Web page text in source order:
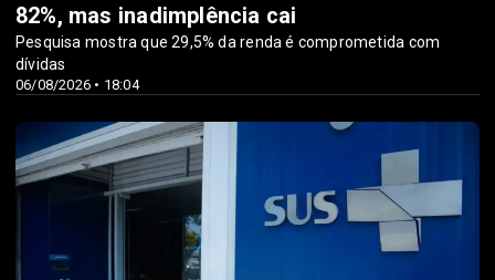
06/08/2026 • 18:04
82%, mas inadimplência cai
Pesquisa mostra que 29,5% da renda é comprometida com
dívidas